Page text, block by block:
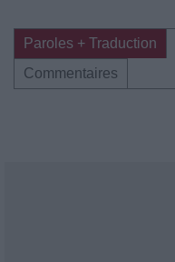
Paroles + Traduction
Commentaires